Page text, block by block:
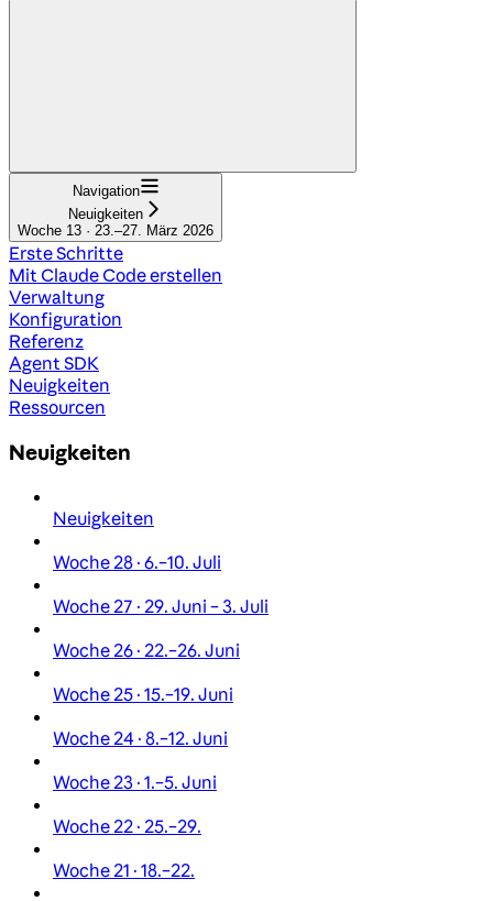
Navigation
Neuigkeiten
Woche 13 · 23.–27. März 2026
Erste Schritte
Mit Claude Code erstellen
Verwaltung
Konfiguration
Referenz
Agent SDK
Neuigkeiten
Ressourcen
Neuigkeiten
Neuigkeiten
Woche 28 · 6.–10. Juli
Woche 27 · 29. Juni – 3. Juli
Woche 26 · 22.–26. Juni
Woche 25 · 15.–19. Juni
Woche 24 · 8.–12. Juni
Woche 23 · 1.–5. Juni
Woche 22 · 25.–29.
Woche 21 · 18.–22.